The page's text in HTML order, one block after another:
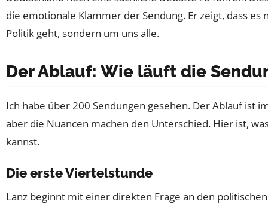
die emotionale Klammer der Sendung. Er zeigt, dass es
Politik geht, sondern um uns alle.
Der Ablauf: Wie läuft die
Ich habe über 200 Sendungen gesehen. Der Ablauf ist
aber die Nuancen machen den Unterschied. Hier ist,
kannst.
Die erste Viertelstunde
Lanz beginnt mit einer direkten Frage an den